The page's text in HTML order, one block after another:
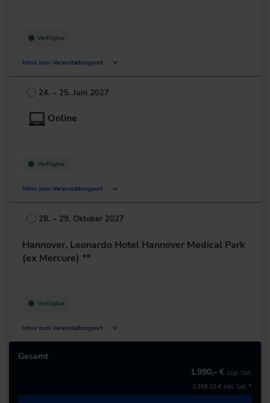
Verfügbar
Infos zum Veranstaltungsort
Karl-Arnold-Platz 5
40474 Düsseldorf
24. – 25. Juni 2027
Online
Verfügbar
Infos zum Veranstaltungsort
Deutschland
+49 211/6214-201
28. – 29. Oktober 2027
Hannover, Leonardo Hotel Hannover Medical Park
(ex Mercure) **
Verfügbar
Infos zum Veranstaltungsort
Feodor-Lynen-Straße 1
30625 Hannover
+49 511/9566-0
Gesamt
1.990,– € zzgl. Ust.
2.368,10 € inkl. Ust. *